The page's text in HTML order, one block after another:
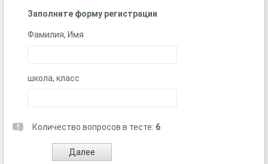
Заполните форму регистрации
Фамилия, Имя
школа, класс
Количество вопросов в тесте: 6